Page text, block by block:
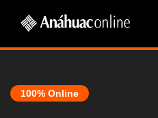
100% Online